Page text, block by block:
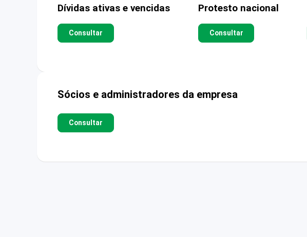
Dívidas ativas e vencidas
Consultar
Protesto nacional
Consultar
Sócios e administradores da empresa
Consultar